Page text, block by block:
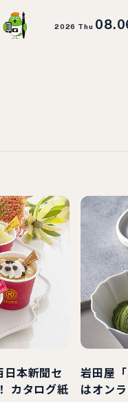
2026 Thu
日本新聞セ
カタログ紙
岩田屋
はオン